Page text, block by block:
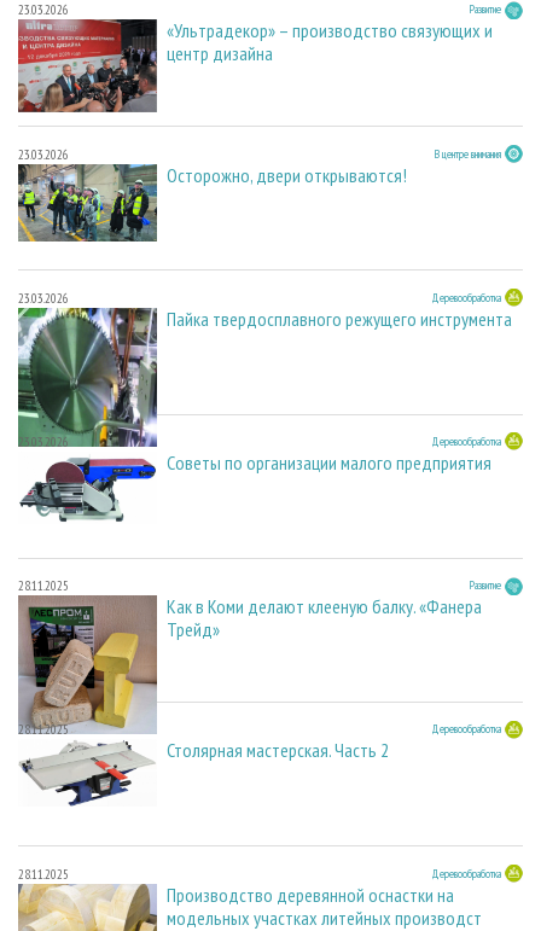
23.03.2026 Развитие
«Ультрадекор» – производство связующих и
центр дизайна
23.03.2026 В центре внимания
Осторожно, двери открываются!
23.03.2026 Деревообработка
Пайка твердосплавного режущего инструмента
23.03.2026 Деревообработка
Советы по организации малого предприятия
28.11.2025 Развитие
Как в Коми делают клееную балку. «Фанера
Трейд»
28.11.2025 Деревообработка
Столярная мастерская. Часть 2
28.11.2025 Деревообработка
Производство деревянной оснастки на
модельных участках литейных производст